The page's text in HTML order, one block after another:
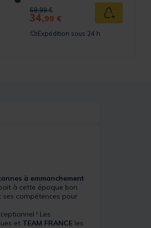
Price reduced from
69,99 €to
34,99 € Ajouter au
Expédition sous 24 h
à emmanchement
à cette époque bon
compétences pour
! Les
et TEAM FRANCE les